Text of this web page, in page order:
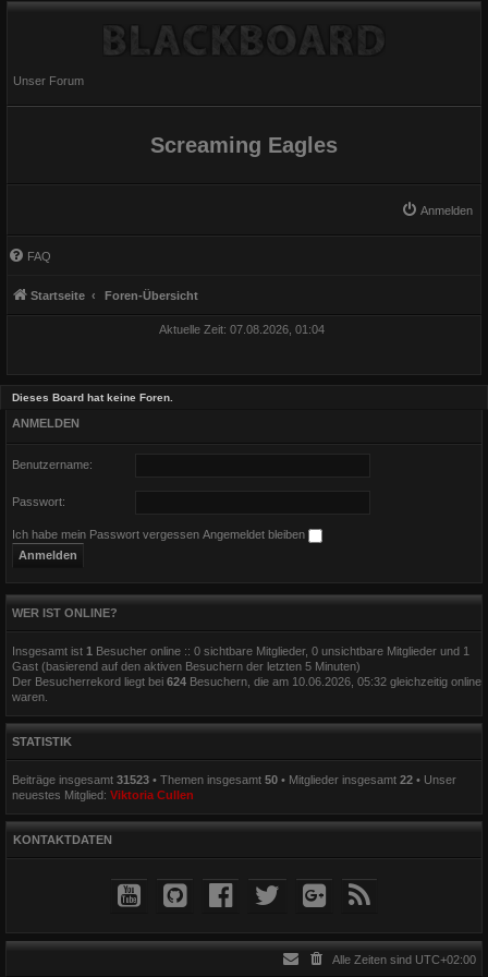
Unser Forum
Screaming Eagles
Anmelden
FAQ
Startseite Foren-Übersicht
Aktuelle Zeit: 07.08.2026, 01:04
Dieses Board hat keine Foren.
ANMELDEN
Benutzername:
Passwort:
Ich habe mein Passwort vergessen Angemeldet bleiben
WER IST ONLINE?
Insgesamt ist 1 Besucher online :: 0 sichtbare Mitglieder, 0 unsichtbare Mitglieder und 1
Gast (basierend auf den aktiven Besuchern der letzten 5 Minuten)
Der Besucherrekord liegt bei 624 Besuchern, die am 10.06.2026, 05:32 gleichzeitig online
waren.
STATISTIK
Beiträge insgesamt 31523 • Themen insgesamt 50 • Mitglieder insgesamt 22 • Unser
neuestes Mitglied: Viktoria Cullen
KONTAKTDATEN
Alle Zeiten sind UTC+02:00